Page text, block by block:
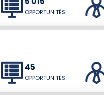
OPPORTUNITÉS
45
OPPORTUNITÉS